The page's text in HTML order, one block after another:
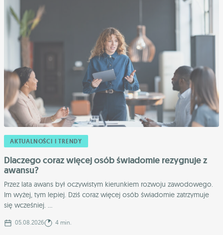
AKTUALNOŚCI I TRENDY
Dlaczego coraz więcej osób świadomie rezygnuje z
awansu?
Przez lata awans był oczywistym kierunkiem rozwoju zawodowego.
Im wyżej, tym lepiej. Dziś coraz więcej osób świadomie zatrzymuje
się wcześniej. ...
05.08.2026 4 min.